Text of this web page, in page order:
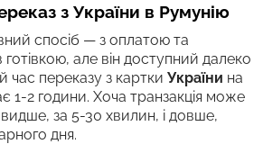
з України в Румунію
спосіб — з оплатою та
але він доступний далеко
час переказу з картки України на
1-2 години. Хоча транзакція може
за 5-30 хвилин, і довше,
дня.